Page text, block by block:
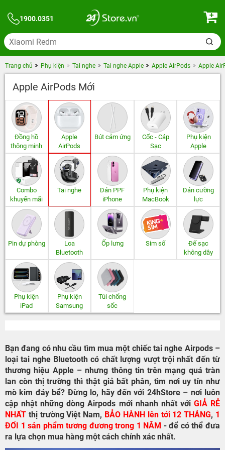
1900.0351
Trang chủ Phụ kiện Tai nghe Tai nghe Apple Apple AirPods Apple
Apple AirPods Mới
Đồng hồ
thông minh
Apple
AirPods
Bút cảm ứng
Cốc - Cáp
Sạc
Phụ kiện
Apple
Combo
khuyến mãi
Tai nghe
Dán PPF
iPhone
Phụ kiện
MacBook
Dán cường
lực
Pin dự phòng
Loa
Bluetooth
Ốp lưng Sim số
Đế sạc
không dây
Phụ kiện
iPad
Phụ kiện
Samsung
Túi chống
sốc
Bạn đang có nhu cầu tìm mua một chiếc tai nghe Airpods –
loại tai nghe Bluetooth có chất lượng vượt trội nhất đến từ
thương hiệu Apple – nhưng thông tin trên mạng quá tràn
lan còn thị trường thì thật giả bất phân, tìm nơi uy tín như
mò kim đáy bể? Đừng lo, hãy đến với 24hStore – nơi luôn
cập nhật những dòng Airpods mới nhanh nhất với GIẢ RẺ
NHẤT thị trường Việt Nam, BẢO HÀNH lên tới 12 THÁNG, 1
ĐỔI 1 sản phẩm tương đương trong 1 NĂM - để có thể đưa
ra lựa chọn mua hàng một cách chính xác nhất.